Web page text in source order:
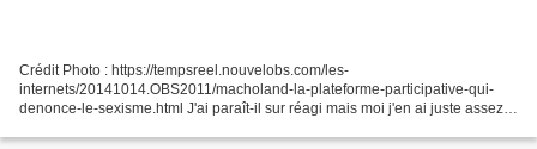
Crédit Photo : https://tempsreel.nouvelobs.com/les-
internets/20141014.OBS2011/macholand-la-plateforme-participative-qui-
denonce-le-sexisme.html J'ai paraît-il sur réagi mais moi j'en ai juste assez